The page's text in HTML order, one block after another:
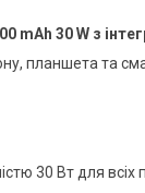
mAh 30 W з
планшета та
30 Вт для всіх